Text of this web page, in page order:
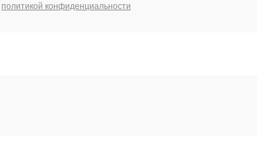
политикой конфиденциальности